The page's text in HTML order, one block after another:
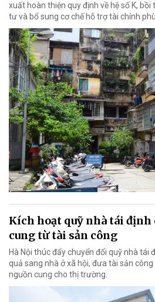
xuất hoàn thiện quy định về hệ số K,
tư và bổ sung cơ chế hỗ trợ tài chính
Kích hoạt quỹ nhà tái định
cung từ tài sản công
Hà Nội thúc đẩy chuyển đổi quỹ nhà tái
quả sang nhà ở xã hội, đưa tài sản
nguồn cung cho thị trường.